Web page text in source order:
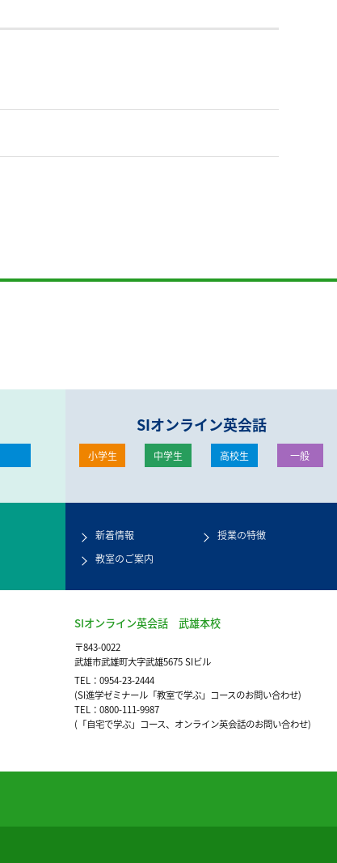
SIオンライン英会話
小学生 中学生 高校生 一般
新着情報
授業の特徴
教室のご案内
SIオンライン英会話 武雄本校
〒843-0022
武雄市武雄町大字武雄5675 SIビル
TEL：0954-23-2444
(SI進学ゼミナール「教室で学ぶ」コースのお問い合わせ)
TEL：0800-111-9987
(「自宅で学ぶ」コース、オンライン英会話のお問い合わせ)